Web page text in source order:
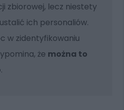
zbiorowej, lecz niestety
ich personaliów.
w zidentyfikowaniu
że można to
.